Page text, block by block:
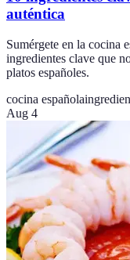
auténtica
Sumérgete en la cocina
ingredientes clave que
platos españoles.
cocina española
Aug 4